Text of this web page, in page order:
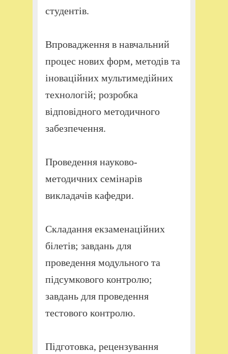
студентів.
Впровадження в навчальний
процес нових форм, методів та
іноваційних мультимедійних
технологій; розробка
відповідного методичного
забезпечення.
Проведення науково-
методичних семінарів
викладачів кафедри.
Складання екзаменаційних
білетів; завдань для
проведення модульного та
підсумкового контролю;
завдань для проведення
тестового контролю.
Підготовка, рецензування